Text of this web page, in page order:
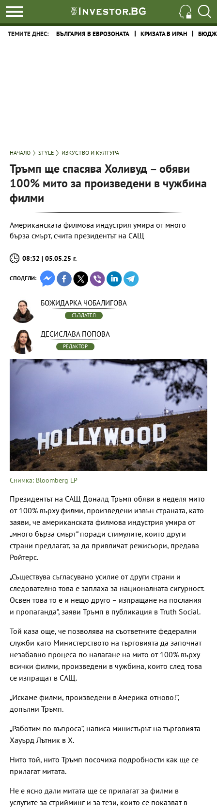
ТЕМИТЕ ДНЕС: БЪЛГАРИЯ В ЕВРОЗОНАТА КРИЗАТА В ИРАН
НАЧАЛО STYLE ИЗКУСТВО И КУЛТУРА
Тръмп ще спасява Холивуд – обяви
100% мито за произведени в чужбина
филми
Американската филмова индустрия умира от много
бърза смърт, счита президентът на САЩ
08:32 | 05.05.25 г.
СПОДЕЛИ:
БОЖИДАРКА ЧОБАЛИГОВА
СЪЗДАТЕЛ
ДЕСИСЛАВА ПОПОВА
РЕДАКТОР
Снимка: Bloomberg LP
Президентът на САЩ Доналд Тръмп обяви в неделя мито
от 100% върху филми, произведени извън страната, като
заяви, че американската филмова индустрия умира от
„много бърза смърт“ поради стимулите, които други
страни предлагат, за да привличат режисьори, предава
Ройтерс.
„Съществува съгласувано усилие от други страни и
следователно това е заплаха за националната сигурност.
Освен това то е и нещо друго – изпращане на послания
и пропаганда“, заяви Тръмп в публикация в Truth Social.
Той каза още, че позволява на съответните федерални
служби като Министерството на търговията да започнат
незабавно процеса по налагане на мито от 100% върху
всички филми, произведени в чужбина, които след това
се изпращат в САЩ.
„Искаме филми, произведени в Америка отново!“,
допълни Тръмп.
„Работим по въпроса“, написа министърът на търговията
Хауърд Лътник в Х.
Нито той, нито Тръмп посочиха подробности как ще се
прилагат митата.
Не е ясно дали митата ще се прилагат за филми в
услугите за стрийминг и за тези, които се показват в